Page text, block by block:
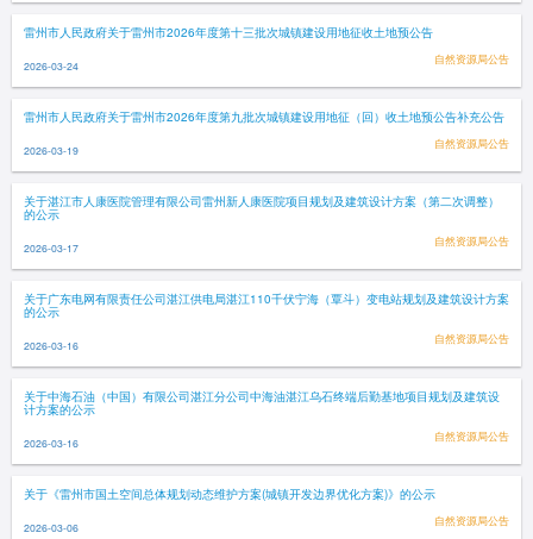
雷州市人民政府关于雷州市2026年度第十三批次城镇建设用地征收土地预公告
2026-03-24 自然资源局公告
雷州市人民政府关于雷州市2026年度第九批次城镇建设用地征（回）收土地预公告补充公告
2026-03-19 自然资源局公告
关于湛江市人康医院管理有限公司雷州新人康医院项目规划及建筑设计方案（第二次调整）
的公示
2026-03-17 自然资源局公告
关于广东电网有限责任公司湛江供电局湛江110千伏宁海（覃斗）变电站规划及建筑设计方案
的公示
2026-03-16 自然资源局公告
关于中海石油（中国）有限公司湛江分公司中海油湛江乌石终端后勤基地项目规划及建筑设
计方案的公示
2026-03-16 自然资源局公告
关于《雷州市国土空间总体规划动态维护方案(城镇开发边界优化方案)》的公示
2026-03-06 自然资源局公告